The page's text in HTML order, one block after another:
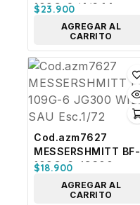
109G-2,/4/6,14
JOYPACK 3 EN 1
Esc.1/72
$23.900
AGREGAR AL
CARRITO
Cod.azm7627
MESSERSHMITT BF-
109G-6 JG300
WILDE SAU Esc.1/72
$18.900
AGREGAR AL
CARRITO